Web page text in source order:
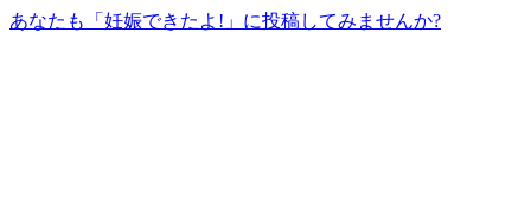
あなたも「妊娠できたよ!」に投稿してみませんか?